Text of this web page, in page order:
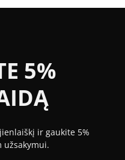
5%
ir gaukite 5%
užsakymui.